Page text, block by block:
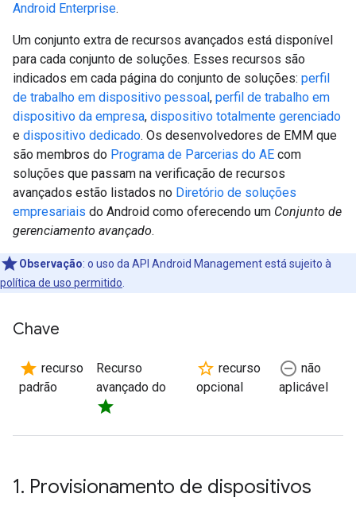
Android Enterprise.
Um conjunto extra de recursos avançados está disponível
para cada conjunto de soluções. Esses recursos são
indicados em cada página do conjunto de soluções: perfil
de trabalho em dispositivo pessoal, perfil de trabalho em
dispositivo da empresa, dispositivo totalmente gerenciado
e dispositivo dedicado. Os desenvolvedores de EMM que
são membros do Programa de Parcerias do AE com
soluções que passam na verificação de recursos
avançados estão listados no Diretório de soluções
empresariais do Android como oferecendo um Conjunto de
gerenciamento avançado.
Observação: o uso da API Android Management está sujeito à
política de uso permitido
Chave
star recurso
padrão
Recurso
avançado do
star
star_border recurso
opcional
remove_circle_outline não
aplicável
1. Provisionamento de dispositivos